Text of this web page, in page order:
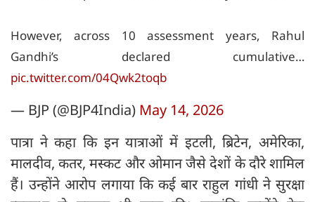
However, across 10 assessment years, Rahul
Gandhi’s declared cumulative…
pic.twitter.com/04Qwk2toqb
— BJP (@BJP4India) May 14, 2026
पात्रा ने कहा कि इन यात्राओं में इटली, ब्रिटेन, अमेरिका,
मालदीव, कतर, मस्कट और ओमान जैसे देशों के दौरे शामिल
हैं। उन्होंने आरोप लगाया कि कई बार राहुल गांधी ने सुरक्षा